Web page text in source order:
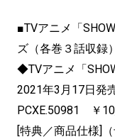
■TVアニメ「
ズ（各巻３話収録）
◆TVアニメ「
2021年3月17日発
PCXE.50981 ￥
[特典／商品仕様]（